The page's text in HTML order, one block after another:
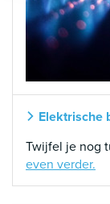
Elektrische
Twijfel je nog
even verder.